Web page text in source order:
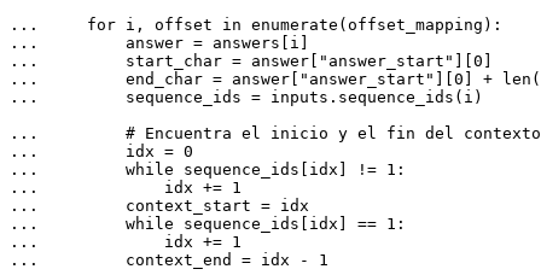
...
for i, offset in enumerate
...
...
        start_char = answer[
"answer_start" 0
...
        end_char = answer[
"answer_start" 0 ] + len
...
        sequence_ids = inputs.sequence_ids(i)
...
# Encuentra el inicio y el fin del contexto
...
        idx =
0
...
while sequence_ids[idx] != 1
...
            idx +=
1
...
...
while sequence_ids[idx] == 1
...
            idx +=
1
...
        context_end = idx -
1